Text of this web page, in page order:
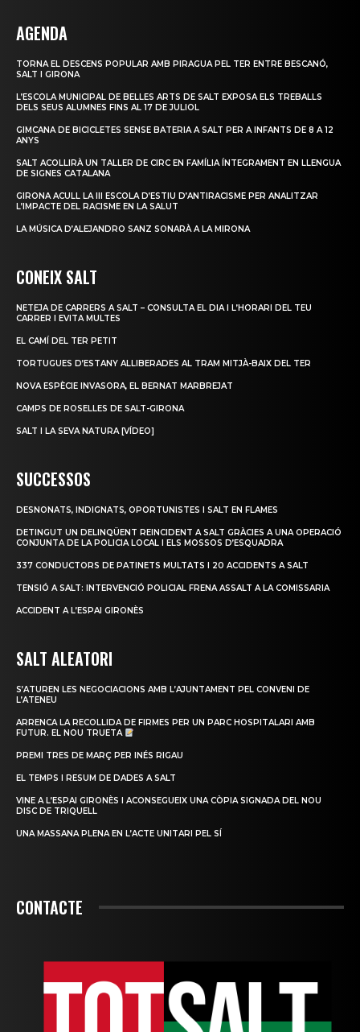
AGENDA
TORNA EL DESCENS POPULAR AMB PIRAGUA PEL TER ENTRE BESCANÓ,
SALT I GIRONA
L’ESCOLA MUNICIPAL DE BELLES ARTS DE SALT EXPOSA ELS TREBALLS
DELS SEUS ALUMNES FINS AL 17 DE JULIOL
GIMCANA DE BICICLETES SENSE BATERIA A SALT PER A INFANTS DE 8 A 12
ANYS
SALT ACOLLIRÀ UN TALLER DE CIRC EN FAMÍLIA ÍNTEGRAMENT EN LLENGUA
DE SIGNES CATALANA
GIRONA ACULL LA III ESCOLA D’ESTIU D’ANTIRACISME PER ANALITZAR
L’IMPACTE DEL RACISME EN LA SALUT
LA MÚSICA D’ALEJANDRO SANZ SONARÀ A LA MIRONA
CONEIX SALT
NETEJA DE CARRERS A SALT – CONSULTA EL DIA I L’HORARI DEL TEU
CARRER I EVITA MULTES
EL CAMÍ DEL TER PETIT
TORTUGUES D’ESTANY ALLIBERADES AL TRAM MITJÀ-BAIX DEL TER
NOVA ESPÈCIE INVASORA, EL BERNAT MARBREJAT
CAMPS DE ROSELLES DE SALT-GIRONA
SALT I LA SEVA NATURA [VÍDEO]
SUCCESSOS
DESNONATS, INDIGNATS, OPORTUNISTES I SALT EN FLAMES
DETINGUT UN DELINQÜENT REINCIDENT A SALT GRÀCIES A UNA OPERACIÓ
CONJUNTA DE LA POLICIA LOCAL I ELS MOSSOS D’ESQUADRA
337 CONDUCTORS DE PATINETS MULTATS I 20 ACCIDENTS A SALT
TENSIÓ A SALT: INTERVENCIÓ POLICIAL FRENA ASSALT A LA COMISSARIA
ACCIDENT A L’ESPAI GIRONÈS
SALT ALEATORI
S’ATUREN LES NEGOCIACIONS AMB L’AJUNTAMENT PEL CONVENI DE
L’ATENEU
ARRENCA LA RECOLLIDA DE FIRMES PER UN PARC HOSPITALARI AMB
FUTUR. EL NOU TRUETA
PREMI TRES DE MARÇ PER INÉS RIGAU
EL TEMPS I RESUM DE DADES A SALT
VINE A L’ESPAI GIRONÈS I ACONSEGUEIX UNA CÒPIA SIGNADA DEL NOU
DISC DE TRIQUELL
UNA MASSANA PLENA EN L’ACTE UNITARI PEL SÍ
CONTACTE